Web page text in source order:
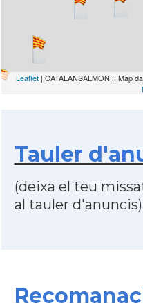
Leaflet | CATALANSALMON :: Map
Tauler
(deixa el teu
al tauler d'anuncis)